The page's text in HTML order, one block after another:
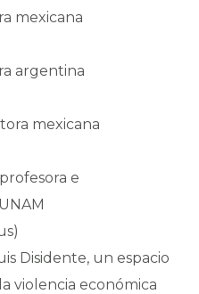
mexicana
argentina
mexicana
e
Disidente, un espacio
violencia económica